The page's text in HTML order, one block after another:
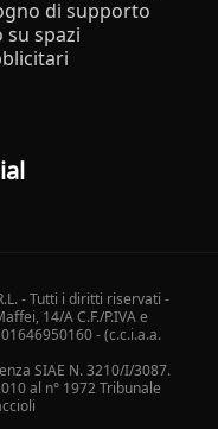
di supporto
su spazi
- Tutti i diritti riservati -
14/A C.F./P.IVA e
- (c.c.i.a.a.
SIAE N. 3210/I/3087.
al n° 1972 Tribunale